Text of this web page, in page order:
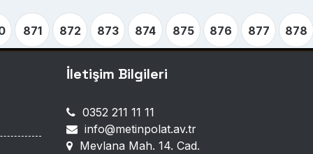
871 872 873 874 875 876 877 878
İletişim Bilgileri
0352 211 11 11
info@metinpolat.av.tr
Mevlana Mah. 14. Cad.